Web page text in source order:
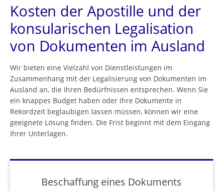
Kosten der Apostille und der
konsularischen Legalisation
von Dokumenten im Ausland
Wir bieten eine Vielzahl von Dienstleistungen im
Zusammenhang mit der Legalisierung von Dokumenten im
Ausland an, die Ihren Bedürfnissen entsprechen. Wenn Sie
ein knappes Budget haben oder Ihre Dokumente in
Rekordzeit beglaubigen lassen müssen, können wir eine
geeignete Lösung finden. Die Frist beginnt mit dem Eingang
Ihrer Unterlagen.
Beschaffung eines Dokuments